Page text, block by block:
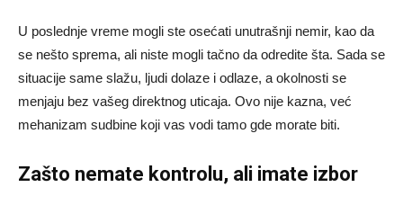
U poslednje vreme mogli ste osećati unutrašnji nemir, kao da
se nešto sprema, ali niste mogli tačno da odredite šta. Sada se
situacije same slažu, ljudi dolaze i odlaze, a okolnosti se
menjaju bez vašeg direktnog uticaja. Ovo nije kazna, već
mehanizam sudbine koji vas vodi tamo gde morate biti.
Zašto nemate kontrolu, ali imate izbor